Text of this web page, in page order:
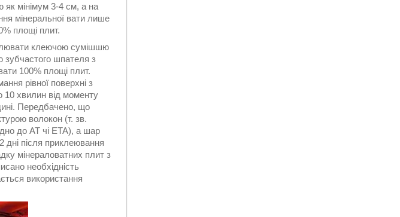
як мінімум 3-4 см, а на
мінеральної вати лише
площі плит.
клеючою сумішшю
зубчастого шпателя з
100% площі плит.
рівної поверхні з
10 хвилин від моменту
Передбачено, що
волокон (т. зв.
до AT чі ETA), а шар
після приклеювання
мінераловатних плит з
необхідність
використання